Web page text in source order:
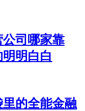
司哪家靠
明白白
的全能金融